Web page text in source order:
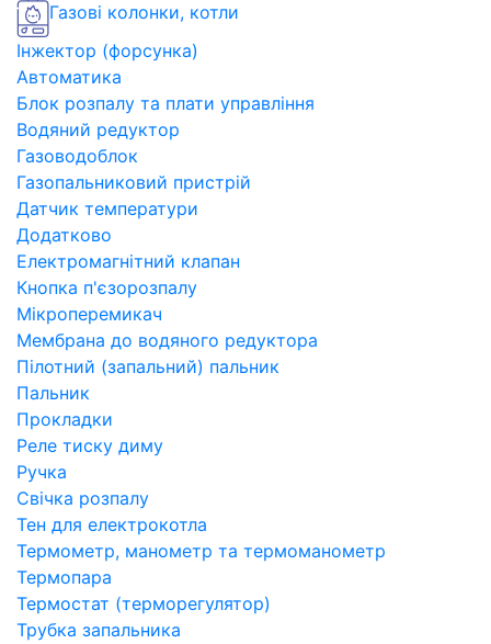
Газові колонки, котли
Інжектор (форсунка)
Автоматика
Блок розпалу та плати управління
Водяний редуктор
Газоводоблок
Газопальниковий пристрій
Датчик температури
Додатково
Електромагнітний клапан
Кнопка п'єзорозпалу
Мікроперемикач
Мембрана до водяного редуктора
Пілотний (запальний) пальник
Пальник
Прокладки
Реле тиску диму
Ручка
Свічка розпалу
Тен для електрокотла
Термометр, манометр та термоманометр
Термопара
Термостат (терморегулятор)
Трубка запальника